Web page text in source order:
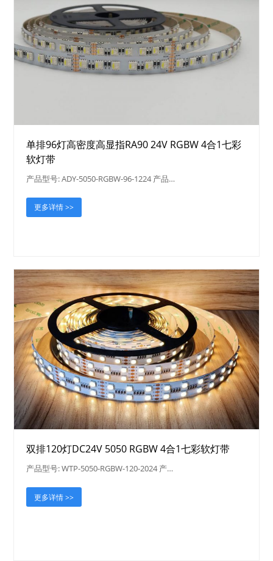
单排96灯高密度高显指RA90 24V RGBW 4合1七彩
软灯带
产品型号: ADY-5050-RGBW-96-1224 产品…
更多详情 >>
双排120灯DC24V 5050 RGBW 4合1七彩软灯带
产品型号: WTP-5050-RGBW-120-2024 产…
更多详情 >>